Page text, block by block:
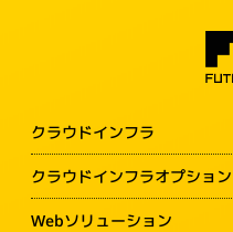
クラウドインフラ
クラウドインフラオプション
Webソリューション